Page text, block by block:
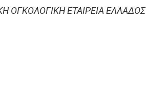
ΟΓΚΟΛΟΓΙΚΗ ΕΤΑΙΡΕΙΑ ΕΛΛΑΔΟΣ